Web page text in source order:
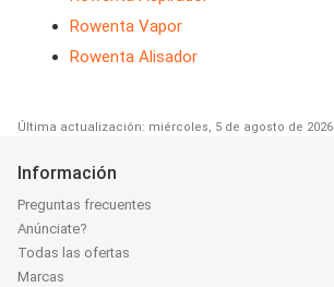
Rowenta Vapor
Rowenta Alisador
Última actualización: miércoles, 5 de agosto de 2026
Información
Preguntas frecuentes
Anúnciate?
Todas las ofertas
Marcas